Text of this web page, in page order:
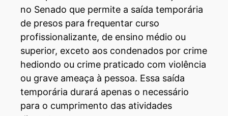
no Senado que permite a saída temporária
de presos para frequentar curso
profissionalizante, de ensino médio ou
superior, exceto aos condenados por crime
hediondo ou crime praticado com violência
ou grave ameaça à pessoa. Essa saída
temporária durará apenas o necessário
para o cumprimento das atividades